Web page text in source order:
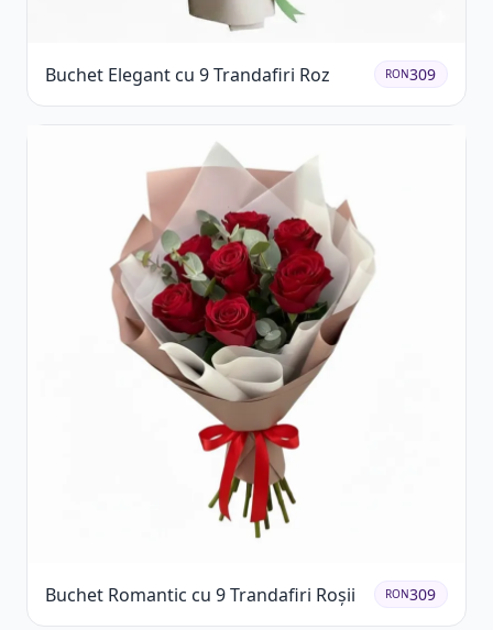
Buchet Elegant cu 9 Trandafiri Roz RON309
Buchet Romantic cu 9 Trandafiri Roșii RON309